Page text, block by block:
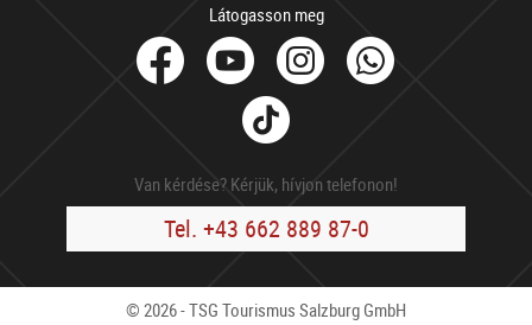
Látogasson meg
facebook
YoutubeInstagram
Tik
Tok
Van kérdése? Kérjük, hívjon telefonon!
Tel. +43 662 889 87-0
© 2026 - TSG Tourismus Salzburg GmbH